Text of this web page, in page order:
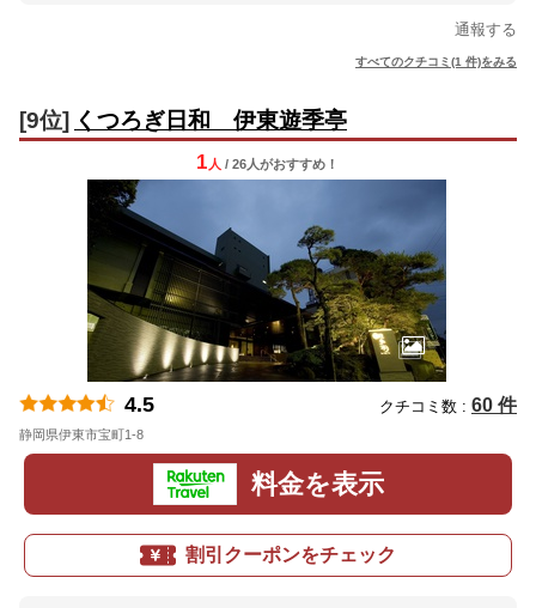
通報する
すべてのクチコミ(1 件)をみる
[9位] くつろぎ日和 伊東遊季亭
1 人 / 26人がおすすめ！
4.5 クチコミ数 : 60 件
静岡県伊東市宝町1-8
料金を表示
割引クーポンをチェック